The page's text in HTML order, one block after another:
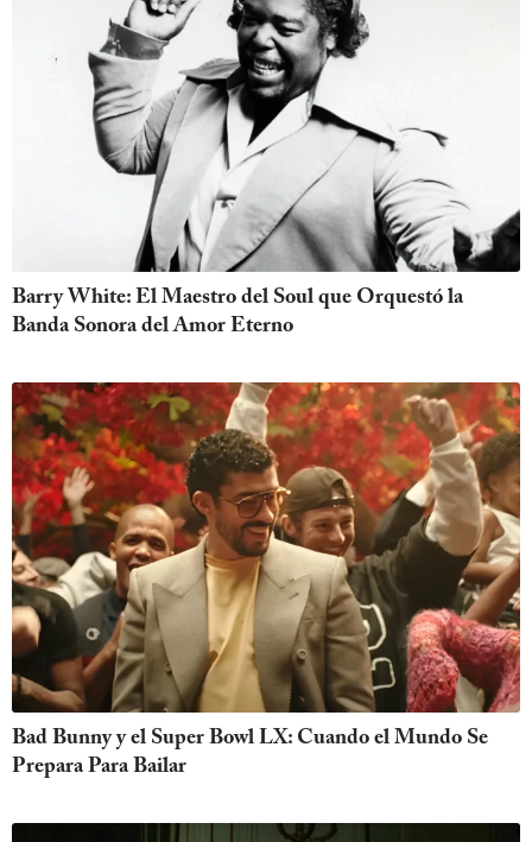
Barry White: El Maestro del Soul que Orquestó la
Banda Sonora del Amor Eterno
Bad Bunny y el Super Bowl LX: Cuando el Mundo Se
Prepara Para Bailar